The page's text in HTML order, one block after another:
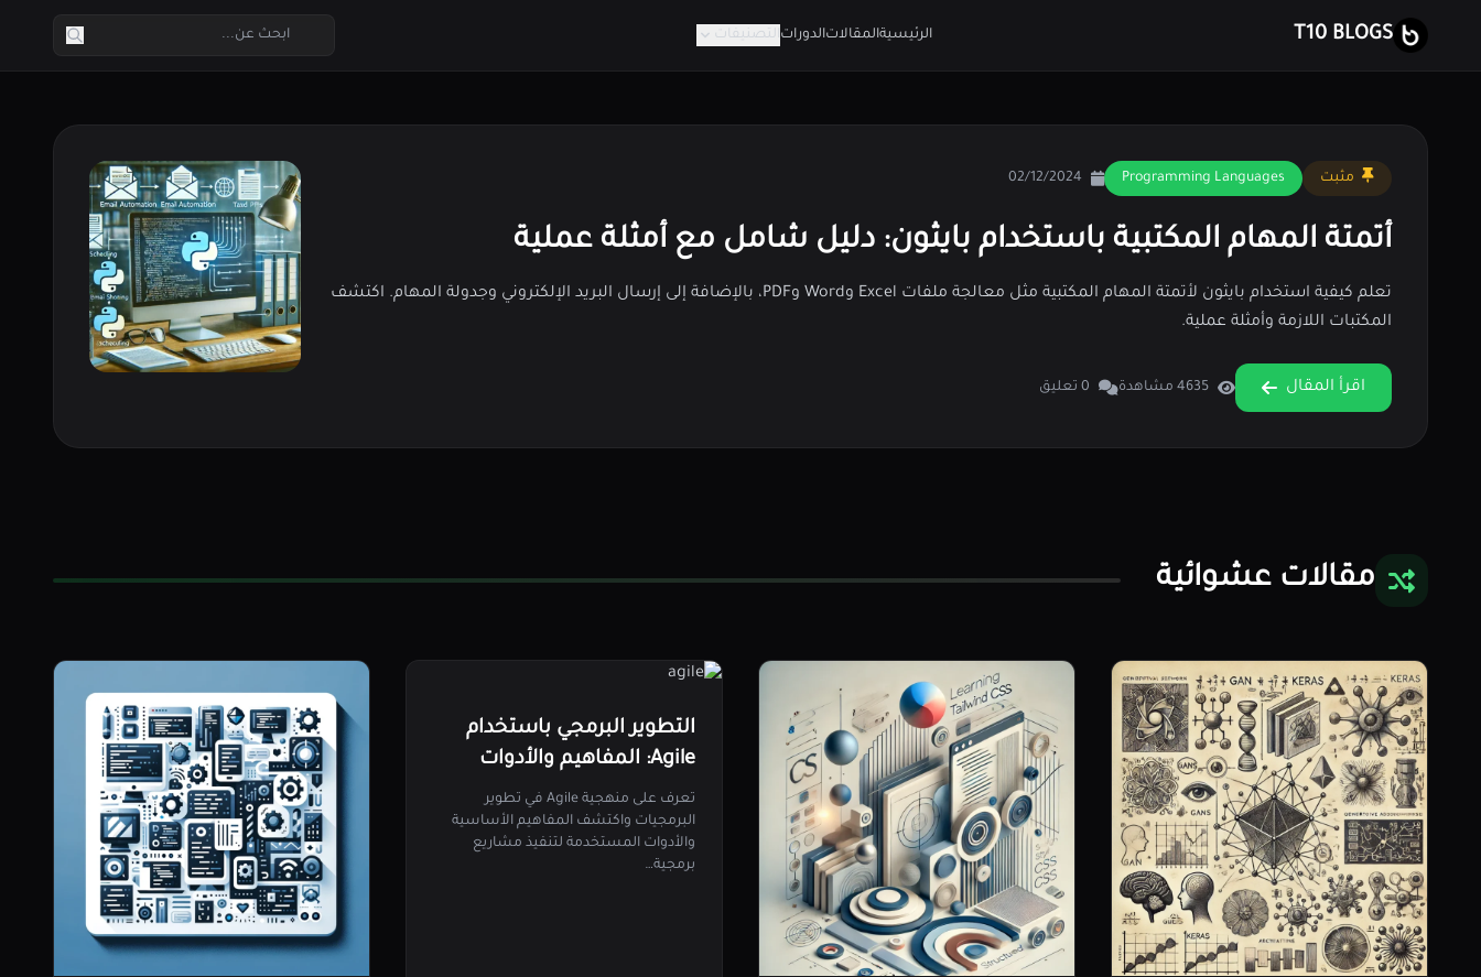
T10 BLOGS الرئيسيةالمقالاتالدورات التصنيفات
مثبت Programming Languages
02/12/2024
أتمتة المهام المكتبية باستخدام بايثون: دليل شامل مع أمثلة عملية
تعلم كيفية استخدام بايثون لأتمتة المهام المكتبية مثل معالجة ملفات Excel وWord وPDF، بالإضافة إلى إرسال البريد الإلكتروني وجدولة المهام. اكتشف
المكتبات اللازمة وأمثلة عملية.
اقرأ المقال 4635 مشاهدة 0 تعليق
مقالات عشوائية
التطوير البرمجي باستخدام
Agile: المفاهيم والأدوات
تعرف على منهجية Agile في تطوير
البرمجيات واكتشف المفاهيم الأساسية
والأدوات المستخدمة لتنفيذ مشاريع
برمجية…